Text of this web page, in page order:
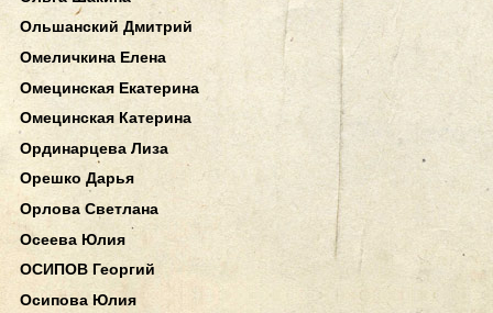
Ольшанский Дмитрий
Омеличкина Елена
Омецинская Екатерина
Омецинская Катерина
Ординарцева Лиза
Орешко Дарья
Орлова Светлана
Осеева Юлия
ОСИПОВ Георгий
Осипова Юлия